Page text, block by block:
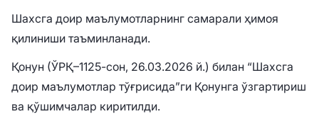
Шахсга доир маълумотларнинг самарали ҳимоя
қилиниши таъминланади.
Қонун (ЎРҚ–1125-сон, 26.03.2026 й.) билан “Шахсга
доир маълумотлар тўғрисида”ги Қонунга ўзгартириш
ва қўшимчалар киритилди.